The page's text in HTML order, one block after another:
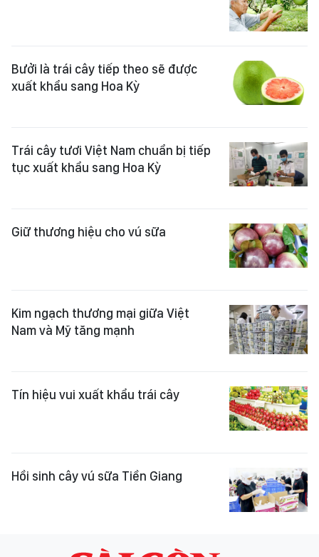
Bưởi là trái cây tiếp theo sẽ được
xuất khẩu sang Hoa Kỳ
Trái cây tươi Việt Nam chuẩn bị tiếp
tục xuất khẩu sang Hoa Kỳ
Giữ thương hiệu cho vú sữa
Kim ngạch thương mại giữa Việt
Nam và Mỹ tăng mạnh
Tín hiệu vui xuất khẩu trái cây
Hồi sinh cây vú sữa Tiền Giang